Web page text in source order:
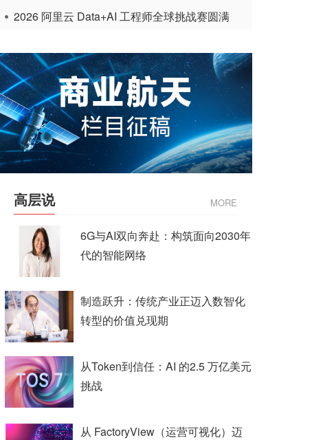
2026 阿里云 Data+AI 工程师全球挑战赛圆满
高层说 MORE
6G与AI双向奔赴：构筑面向2030年
代的智能网络
制造跃升：传统产业正迈入数智化
转型的价值兑现期
从Token到信任：AI 的2.5 万亿美元
挑战
从 FactoryView（运营可视化）迈